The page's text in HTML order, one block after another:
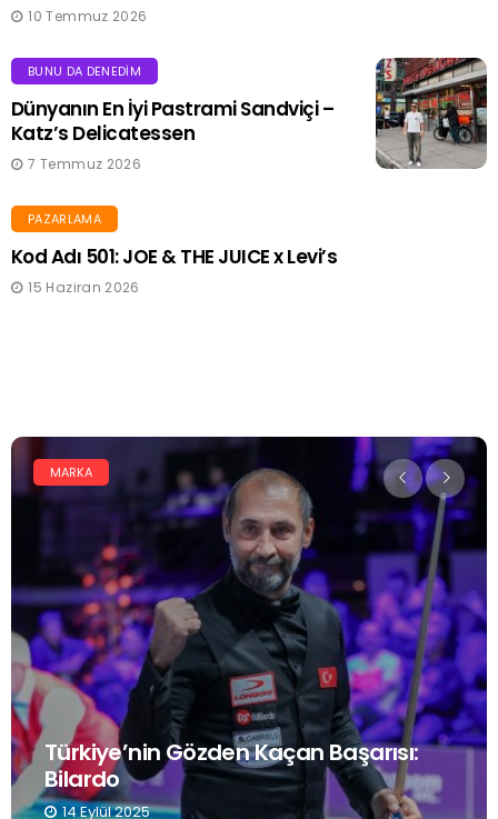
10 Temmuz 2026
BUNU DA DENEDIM
Dünyanın En İyi Pastrami Sandviçi –
Katz’s Delicatessen
7 Temmuz 2026
PAZARLAMA
Kod Adı 501: JOE & THE JUICE x Levi’s
15 Haziran 2026
MARKA
Türkiye’nin Gözden Kaçan Başarısı:
Bilardo
14 Eylül 2025